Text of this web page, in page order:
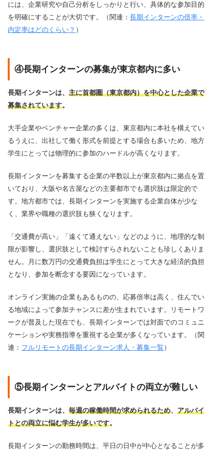
には、企業研究や自己分析をしっかりと行い、具体的な参加目的
を明確にすることが大切です。（関連： 長期インターンの倍率・
内定率はどのくらい？ ）
④長期インターンの募集が東京都内に多い
長期インターンは、 主に首都圏（東京都内）を中心とした企業で
募集されています。
大手企業やベンチャー企業の多くは、東京都内に本社を構えてい
るうえに、出社して働く形式を前提とする場合も多いため、地方
学生にとっては物理的に参加のハードルが高くなります。
長期インターンを募集する企業の半数以上が東京都内に拠点を置
いており、大阪や名古屋などの主要都市でも選択肢は限定的で
す。地方都市では、長期インターンを実施する企業自体が少な
く、業界や職種の選択肢も狭くなります。
「交通費が高い」「遠くて通えない」などのように、地理的な制
限が影響し、選択肢として検討すらされないことも珍しくありま
せん。月に数万円の交通費負担は学生にとって大きな経済的負担
となり、参加を断念する要因になっています。
オンライン実施の企業もあるものの、応募倍率は高く、住んでい
る地域によって参加チャンスに差が生まれています。リモートワ
ークが普及した現在でも、長期インターンでは対面でのコミュニ
ケーションや実務指導を重視する企業が多くなっています。（関
連： フルリモートの長期インターン求人・募集一覧）
⑤長期インターンとアルバイトの両立が難しい
長期インターンは、 毎週の稼働時間が求められるため、 アルバイ
トとの両立に悩む学生が多いです。
長期インターンの勤務時間は、平日の日中が中心となることが多